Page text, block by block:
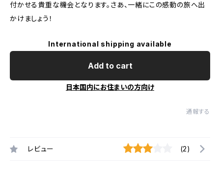
付かせる貴重な機会となります。さあ、一緒にこの感動の旅へ出
かけましょう！
International shipping available
Add to cart
日本国内にお住まいの方向け
通報する
レビュー (2)